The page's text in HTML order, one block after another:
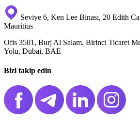
Seviye 6, Ken Lee Binası, 20 Edith
Mauritius
Ofis 3501, Burj Al Salam, Birinci Ticaret
Yolu, Dubai, BAE
Bizi takip edin